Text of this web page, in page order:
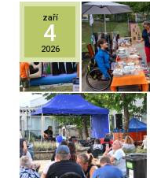
zaří
4
2026